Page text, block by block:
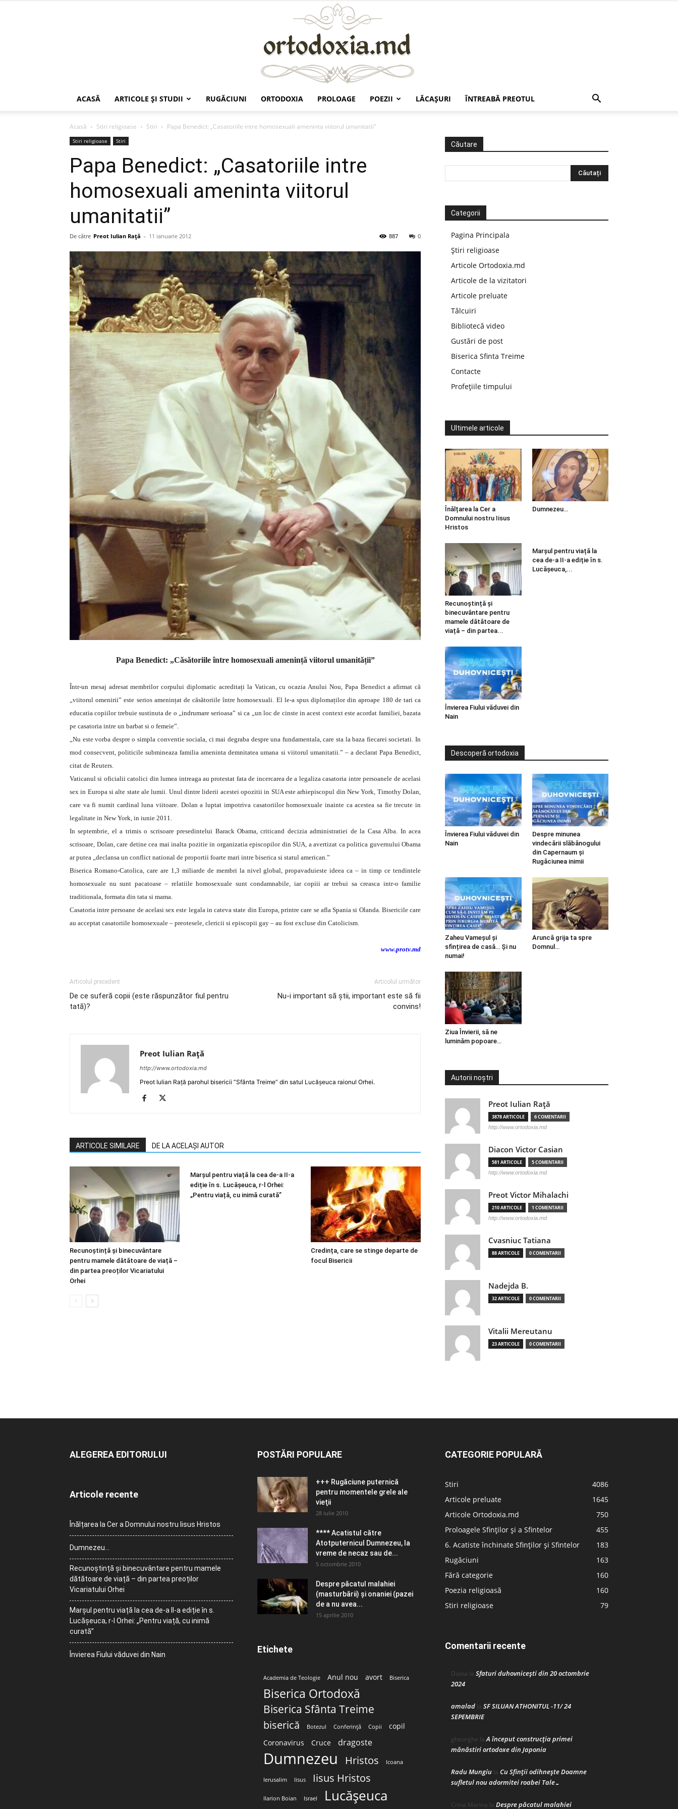
ACASĂ ARTICOLE ŞI STUDII RUGĂCIUNI ORTODOXIA PROLOAGE POEZII LĂCAŞURI ÎNTREABĂ PREOTUL
Acasă Stiri religioase Stiri Papa Benedict: „Casatoriile intre homosexuali ameninta viitorul umanitatii”
Stiri religioase Stiri
Papa Benedict: „Casatoriile intre
homosexuali ameninta viitorul
umanitatii”
De către Preot Iulian Raţă - 11 ianuarie 2012 0
887
Papa Benedict: „Căsătoriile între homosexuali amenință viitorul umanității”
Într-un mesaj adresat membrilor corpului diplomatic acreditați la Vatican, cu ocazia Anului Nou, Papa Benedict a afirmat că
„viitorul omenirii” este serios amenințat de căsătoriile între homosexuali. El le-a spus diplomaților din aproape 180 de tari ca
educatia copiilor trebuie sustinuta de o „indrumare serioasa” si ca „un loc de cinste in acest context este acordat familiei, bazata
pe casatoria intre un barbat si o femeie”.
„Nu este vorba despre o simpla conventie sociala, ci mai degraba despre una fundamentala, care sta la baza fiecarei societati. In
mod consecvent, politicile submineaza familia ameninta demnitatea umana si viitorul umanitatii.” – a declarat Papa Benedict,
citat de Reuters.
Vaticanul si oficialii catolici din lumea intreaga au protestat fata de incercarea de a legaliza casatoria intre persoanele de acelasi
sex in Europa si alte state ale lumii. Unul dintre liderii acestei opozitii in SUA este arhiepiscopul din New York, Timothy Dolan,
care va fi numit cardinal luna viitoare. Dolan a luptat impotriva casatoriilor homosexuale inainte ca acestea sa fie trecute in
legalitate in New York, in iunie 2011.
In septembrie, el a trimis o scrisoare presedintelui Barack Obama, criticand decizia administratiei de la Casa Alba. In acea
scrisoare, Dolan, care detine cea mai inalta pozitie in organizatia episcopilor din SUA, a avertizat ca politica guvernului Obama
ar putea „declansa un conflict national de proportii foarte mari intre biserica si statul american.”
Biserica Romano-Catolica, care are 1,3 miliarde de membri la nivel global, propavaduieste ideea ca – in timp ce tendintele
homosexuale nu sunt pacatoase – relatiile homosexuale sunt condamnabile, iar copiii ar trebui sa creasca intr-o familie
traditionala, formata din tata si mama.
Casatoria intre persoane de acelasi sex este legala in cateva state din Europa, printre care se afla Spania si Olanda. Bisericile care
au acceptat casatoriile homosexuale – preotesele, clericii si episcopii gay – au fost excluse din Catolicism.
www.protv.md
Articolul precedent
De ce suferă copii (este răspunzător fiul pentru
tată)?
Articolul următor
Nu-i important să ştii, important este să fii
convins!
Preot Iulian Raţă
http://www.ortodoxia.md
Preot Iulian Rață parohul bisericii ”Sfânta Treime” din satul Lucășeuca raionul Orhei.
ARTICOLE SIMILARE DE LA ACELAȘI AUTOR
Recunoștință și binecuvântare
pentru mamele dătătoare de viață –
din partea preoților Vicariatului
Orhei
Marșul pentru viață la cea de-a II-a
ediție în s. Lucășeuca, r-l Orhei:
„Pentru viață, cu inimă curată”
Credința, care se stinge departe de
focul Bisericii
Căutare
Categorii
Pagina Principala
Știri religioase
Articole Ortodoxia.md
Articole de la vizitatori
Articole preluate
Tâlcuiri
Bibliotecă video
Gustări de post
Biserica Sfinta Treime
Contacte
Profețiile timpului
Ultimele articole
Înălțarea la Cer a
Domnului nostru Iisus
Hristos
Dumnezeu…
Recunoștință și
binecuvântare pentru
mamele dătătoare de
viață – din partea...
Marșul pentru viață la
cea de-a II-a ediție în s.
Lucășeuca,...
Învierea Fiului văduvei din
Nain
Descoperă ortodoxia
Învierea Fiului văduvei din
Nain
Despre minunea
vindecării slăbănogului
din Capernaum și
Rugăciunea inimii
Zaheu Vameșul și
sfințirea de casă… Și nu
numai!
Aruncă grija ta spre
Domnul…
Ziua Învierii, să ne
luminăm popoare…
Autorii noștri
Preot Iulian Raţă
3878 ARTICOLE 6 COMENTARII
http://www.ortodoxia.md
Diacon Victor Casian
581 ARTICOLE 5 COMENTARII
http://www.ortodoxia.md
Preot Victor Mihalachi
210 ARTICOLE 1 COMENTARII
http://www.ortodoxia.md
Cvasniuc Tatiana
88 ARTICOLE 0 COMENTARII
Nadejda B.
32 ARTICOLE 0 COMENTARII
Vitalii Mereutanu
23 ARTICOLE 0 COMENTARII
ALEGEREA EDITORULUI
Articole recente
Înălțarea la Cer a Domnului nostru Iisus Hristos
Dumnezeu…
Recunoștință și binecuvântare pentru mamele
dătătoare de viață – din partea preoților
Vicariatului Orhei
Marșul pentru viață la cea de-a II-a ediție în s.
Lucășeuca, r-l Orhei: „Pentru viață, cu inimă
curată”
Învierea Fiului văduvei din Nain
POSTĂRI POPULARE
+++ Rugăciune puternică
pentru momentele grele ale
vieţii
28 iulie 2010
**** Acatistul către
Atotputernicul Dumnezeu, la
vreme de necaz sau de...
5 octombrie 2010
Despre păcatul malahiei
(masturbării) şi onaniei (pazei
de a nu avea...
15 aprilie 2010
Etichete
Academia de Teologie Anul nou avort Biserica
Biserica Ortodoxă
Biserica Sfânta Treime
biserică Botezul Conferință Copii
copil
Coronavirus
Cruce dragoste
Dumnezeu Hristos Icoana
Ierusalim Iisus Iisus Hristos
Ilarion Boian Israel Lucășeuca
CATEGORIE POPULARĂ
Stiri
4086
Articole preluate
1645
Articole Ortodoxia.md
750
Proloagele Sfinților și a Sfintelor
455
6. Acatiste închinate Sfinților și Sfintelor
183
Rugăciuni
163
Fără categorie
160
Poezia religioasă
160
Stiri religioase
79
Comentarii recente
Doina la Sfaturi duhovnicești din 20 octombrie
2024
amalad la SF SILUAN ATHONITUL -11/ 24
SEPEMBRIE
gheorghe laA început construcţia primei
mănăstiri ortodoxe din Japonia
Radu Mungiu la Cu Sfinții odihnește Doamne
sufletul nou adormitei roabei Tale…
Crina Marina la Despre păcatul malahiei